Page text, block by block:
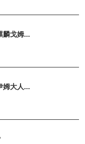
麟戈姆...
姆大人...